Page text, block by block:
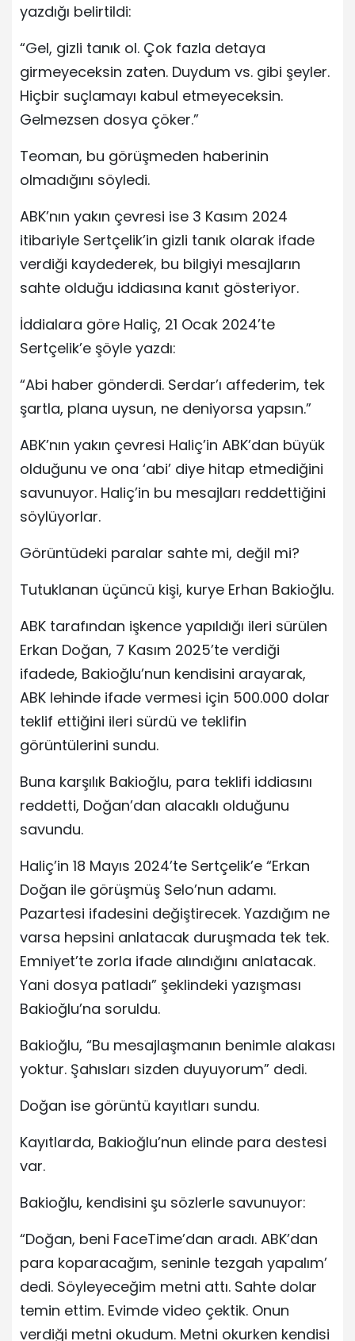
yazdığı belirtildi:
“Gel, gizli tanık ol. Çok fazla detaya
girmeyeceksin zaten. Duydum vs. gibi şeyler.
Hiçbir suçlamayı kabul etmeyeceksin.
Gelmezsen dosya çöker.”
Teoman, bu görüşmeden haberinin
olmadığını söyledi.
ABK’nın yakın çevresi ise 3 Kasım 2024
itibariyle Sertçelik’in gizli tanık olarak ifade
verdiği kaydederek, bu bilgiyi mesajların
sahte olduğu iddiasına kanıt gösteriyor.
İddialara göre Haliç, 21 Ocak 2024’te
Sertçelik’e şöyle yazdı:
“Abi haber gönderdi. Serdar’ı affederim, tek
şartla, plana uysun, ne deniyorsa yapsın.”
ABK’nın yakın çevresi Haliç’in ABK’dan büyük
olduğunu ve ona ‘abi’ diye hitap etmediğini
savunuyor. Haliç’in bu mesajları reddettiğini
söylüyorlar.
Görüntüdeki paralar sahte mi, değil mi?
Tutuklanan üçüncü kişi, kurye Erhan Bakioğlu.
ABK tarafından işkence yapıldığı ileri sürülen
Erkan Doğan, 7 Kasım 2025’te verdiği
ifadede, Bakioğlu’nun kendisini arayarak,
ABK lehinde ifade vermesi için 500.000 dolar
teklif ettiğini ileri sürdü ve teklifin
görüntülerini sundu.
Buna karşılık Bakioğlu, para teklifi iddiasını
reddetti, Doğan’dan alacaklı olduğunu
savundu.
Haliç’in 18 Mayıs 2024’te Sertçelik’e “Erkan
Doğan ile görüşmüş Selo’nun adamı.
Pazartesi ifadesini değiştirecek. Yazdığım ne
varsa hepsini anlatacak duruşmada tek tek.
Emniyet’te zorla ifade alındığını anlatacak.
Yani dosya patladı” şeklindeki yazışması
Bakioğlu’na soruldu.
Bakioğlu, “Bu mesajlaşmanın benimle alakası
yoktur. Şahısları sizden duyuyorum” dedi.
Doğan ise görüntü kayıtları sundu.
Kayıtlarda, Bakioğlu’nun elinde para destesi
var.
Bakioğlu, kendisini şu sözlerle savunuyor:
“Doğan, beni FaceTime’dan aradı. ABK’dan
para koparacağım, seninle tezgah yapalım’
dedi. Söyleyeceğim metni attı. Sahte dolar
temin ettim. Evimde video çektik. Onun
verdiği metni okudum. Metni okurken kendisi